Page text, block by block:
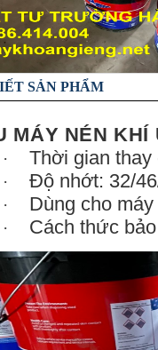
SẢN PHẨM
MÁY NÉN KHÍ
· Thời gian thay
· Độ nhớt: 32/
· Dùng cho
· Cách thức